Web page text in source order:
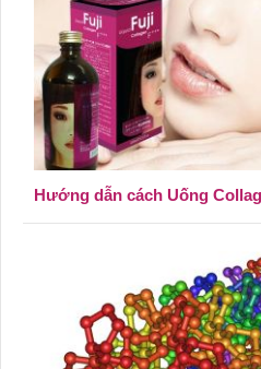
Hướng dẫn cách Uống